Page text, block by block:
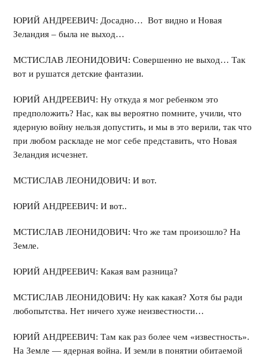
ЮРИЙ АНДРЕЕВИЧ: Досадно… Вот видно и Новая
Зеландия – была не выход…
МСТИСЛАВ ЛЕОНИДОВИЧ: Совершенно не выход… Так
вот и рушатся детские фантазии.
ЮРИЙ АНДРЕЕВИЧ: Ну откуда я мог ребенком это
предположить? Нас, как вы вероятно помните, учили, что
ядерную войну нельзя допустить, и мы в это верили, так что
при любом раскладе не мог себе представить, что Новая
Зеландия исчезнет.
МСТИСЛАВ ЛЕОНИДОВИЧ: И вот.
ЮРИЙ АНДРЕЕВИЧ: И вот..
МСТИСЛАВ ЛЕОНИДОВИЧ: Что же там произошло? На
Земле.
ЮРИЙ АНДРЕЕВИЧ: Какая вам разница?
МСТИСЛАВ ЛЕОНИДОВИЧ: Ну как какая? Хотя бы ради
любопытства. Нет ничего хуже неизвестности…
ЮРИЙ АНДРЕЕВИЧ: Там как раз более чем «известность».
На Земле — ядерная война. И земли в понятии обитаемой